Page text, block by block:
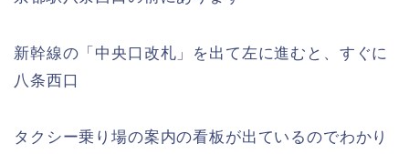
新幹線の「中央口改札」を出て左に進むと、すぐに
八条西口
タクシー乗り場の案内の看板が出ているのでわかり